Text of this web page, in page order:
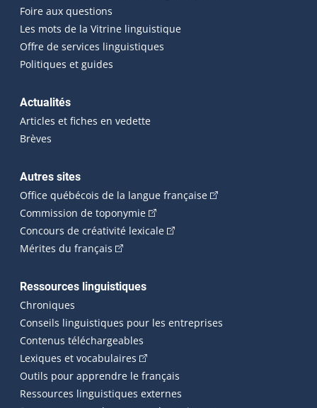
Foire aux questions
Les mots de la Vitrine linguistique
Offre de services linguistiques
Politiques et guides
Actualités
Articles et fiches en vedette
Brèves
Autres sites
Office québécois de la langue française(Cet hyperlien
Commission de toponymie(Cet hyperlien externe s'ouvrira
Concours de créativité lexicale(Cet hyperlien externe
Mérites du français (Cet hyperlien externe s'ouvrira dans une
Ressources linguistiques
Chroniques
Conseils linguistiques pour les entreprises
Contenus téléchargeables
Lexiques et vocabulaires (Cet hyperlien externe s'ouvrira
Outils pour apprendre le français
Ressources linguistiques externes